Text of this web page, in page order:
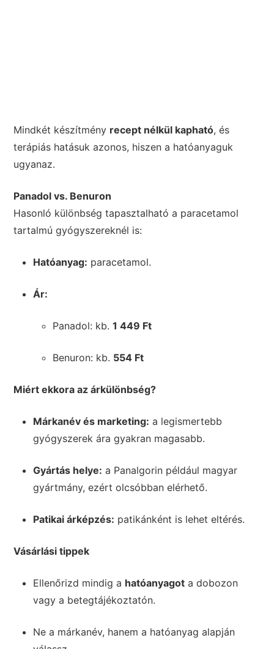
Mindkét készítmény recept nélkül kapható, és
terápiás hatásuk azonos, hiszen a hatóanyaguk
ugyanaz.
Panadol vs. Benuron
Hasonló különbség tapasztalható a paracetamol
tartalmú gyógyszereknél is:
Hatóanyag: paracetamol.
Ár:
Panadol: kb.1 449 Ft
Benuron: kb. 554 Ft
Miért ekkora az árkülönbség?
Márkanév és marketing: a legismertebb
gyógyszerek ára gyakran magasabb.
Gyártás helye: a Panalgorin például magyar
gyártmány, ezért olcsóbban elérhető.
Patikai árképzés: patikánként is lehet eltérés.
Vásárlási tippek
Ellenőrizd mindig a hatóanyagot a dobozon
vagy a betegtájékoztatón.
Ne a márkanév, hanem a hatóanyag alapján